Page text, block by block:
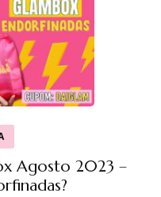
Agosto 2023 –